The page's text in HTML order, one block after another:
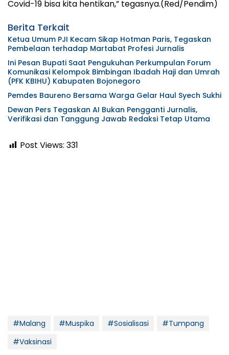
Covid-19 bisa kita hentikan,” tegasnya.(Red/Pendim)
Berita Terkait
Ketua Umum PJI Kecam Sikap Hotman Paris, Tegaskan
Pembelaan terhadap Martabat Profesi Jurnalis
Ini Pesan Bupati Saat Pengukuhan Perkumpulan Forum
Komunikasi Kelompok Bimbingan Ibadah Haji dan Umrah
(PFK KBIHU) Kabupaten Bojonegoro
Pemdes Baureno Bersama Warga Gelar Haul Syech Sukhi
Dewan Pers Tegaskan AI Bukan Pengganti Jurnalis,
Verifikasi dan Tanggung Jawab Redaksi Tetap Utama
Post Views: 331
#Malang #Muspika #Sosialisasi
#Tumpang
#Vaksinasi